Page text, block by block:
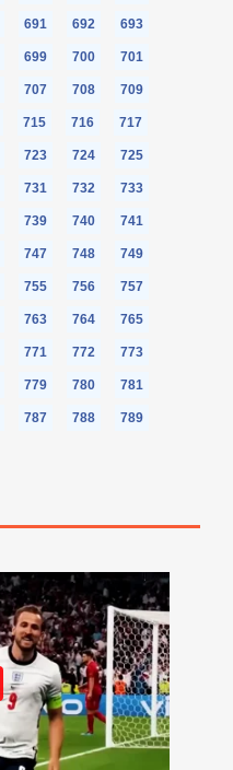
691 692 693
699 700 701
707 708 709
715 716 717
723 724 725
731 732 733
739 740 741
747 748 749
755 756 757
763 764 765
771 772 773
779 780 781
787 788 789